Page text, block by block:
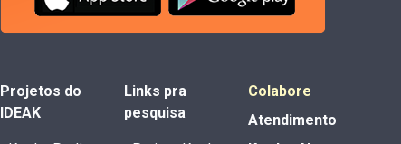
Projetos do
IDEAK
Links pra
pesquisa
Colabore
Atendimento